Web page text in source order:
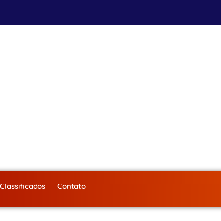
Classificados Contato